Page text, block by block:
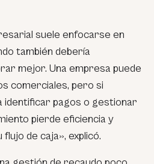
suele enfocarse en
también debería
mejor. Una empresa puede
comerciales, pero si
pagos o gestionar
pierde eficiencia y
de caja», explicó.